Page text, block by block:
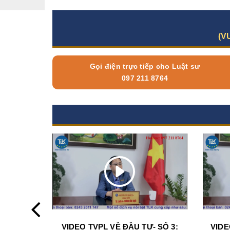
Gọi điện trực tiếp cho Luật sư
097 211 8764
VIDEO TVPL VỀ ĐẦU TƯ- SỐ 3: